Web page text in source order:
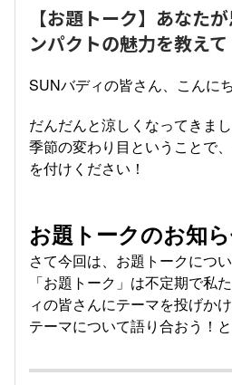
【お題トーク】あなた
ンパクトの魅力を教えて
SUNバディの皆さん、こんに
だんだんと涼しくなってきま
季節の変わり目ということで
を付けください！
お題トークのお知
さて今回は、お題トークにつ
「お題トーク」は不定期で私
ィの皆さんにテーマを投げか
テーマについて語り合おう！